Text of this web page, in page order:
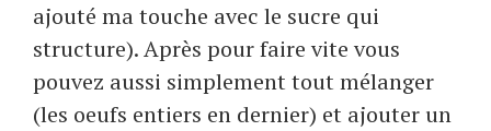
ajouté ma touche avec le sucre qui
structure). Après pour faire vite vous
pouvez aussi simplement tout mélanger
(les oeufs entiers en dernier) et ajouter un